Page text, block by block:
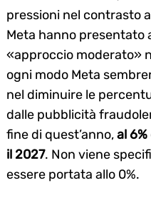
pressioni nel contrasto
Meta hanno presentato
«approccio moderato»
ogni modo Meta
nel diminuire le
dalle pubblicità
fine di quest’anno,al
il 2027. Non viene
essere portata allo 0%.